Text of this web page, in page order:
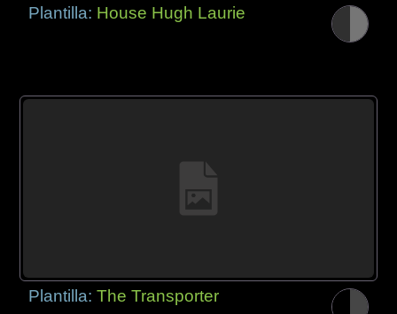
Plantilla: House Hugh Laurie
Plantilla:The Transporter